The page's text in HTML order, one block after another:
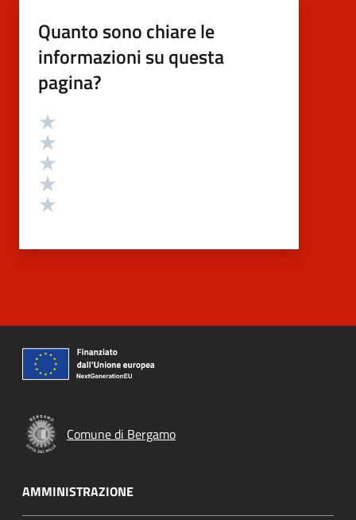
Quanto sono chiare le
informazioni su questa
pagina?
Valutazione
Comune di Bergamo
AMMINISTRAZIONE